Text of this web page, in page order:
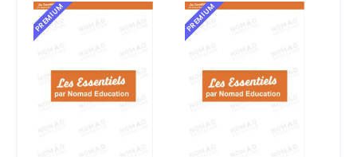
PREMIUM PREMIUM